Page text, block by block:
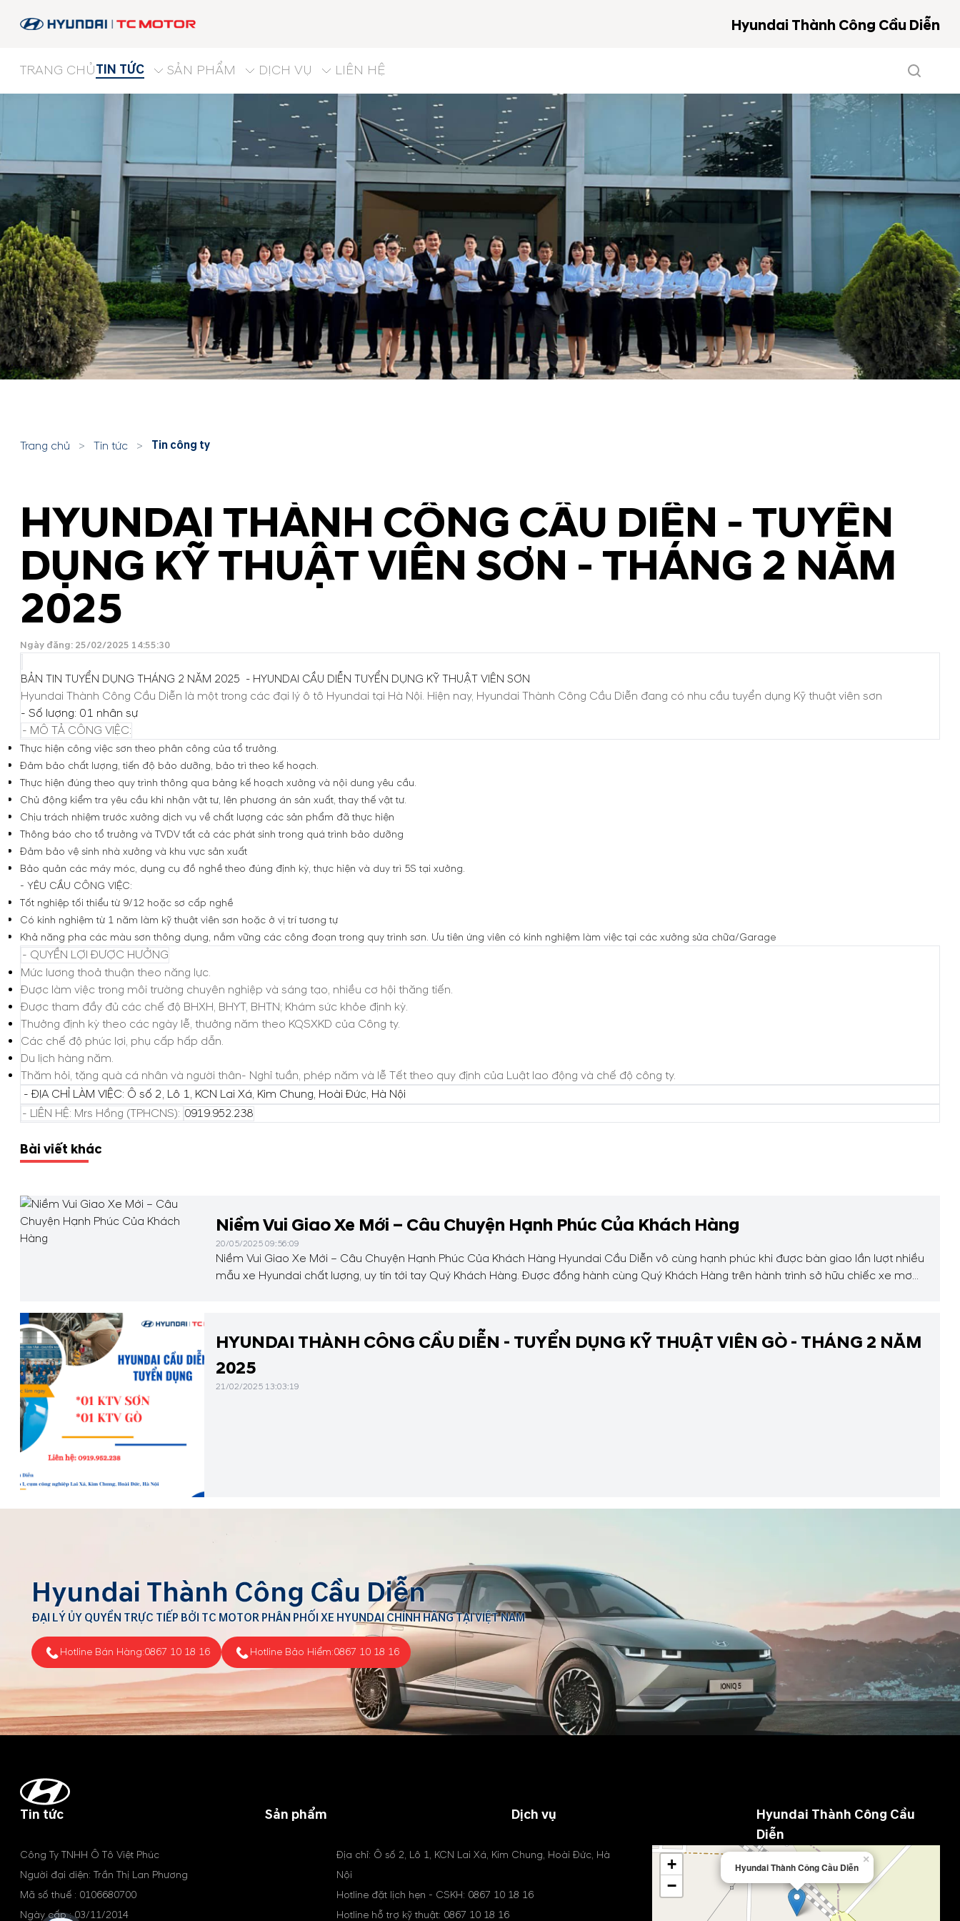
Hyundai Thành Công Cầu Diễn
TRANG CHỦTIN TỨC SẢN PHẨM DỊCH VỤ LIÊN HỆ
Trang chủ > Tin tức > Tin công ty
HYUNDAI THÀNH CÔNG CẦU DIỄN - TUYỂN
DỤNG KỸ THUẬT VIÊN SƠN - THÁNG 2 NĂM
2025
Ngày đăng: 25/02/2025 14:55:30
BẢN TIN TUYỂN DỤNG THÁNG 2 NĂM 2025 - HYUNDAI CẦU DIỄN TUYỂN DỤNG KỸ THUẬT VIÊN SƠN
Hyundai Thành Công Cầu Diễn là một trong các đại lý ô tô Hyundai tại Hà Nội. Hiện nay, Hyundai Thành Công Cầu Diễn đang có nhu cầu tuyển dụng Kỹ thuật viên sơn
- Số lượng: 01 nhân sự
- MÔ TẢ CÔNG VIỆC:
Thực hiện công việc sơn theo phân công của tổ trưởng.
Đảm bảo chất lượng, tiến độ bảo dưỡng, bảo trì theo kế hoạch.
Thực hiện đúng theo quy trình thông qua bảng kế hoạch xưởng và nội dung yêu cầu.
Chủ động kiểm tra yêu cầu khi nhận vật tư, lên phương án sản xuất, thay thế vật tư.
Chịu trách nhiệm trước xưởng dịch vụ về chất lượng các sản phẩm đã thực hiện
Thông báo cho tổ trưởng và TVDV tất cả các phát sinh trong quá trình bảo dưỡng
Đảm bảo vệ sinh nhà xưởng và khu vực sản xuất
Bảo quản các máy móc, dụng cụ đồ nghề theo đúng định kỳ, thực hiện và duy trì 5S tại xưởng.
- YÊU CẦU CÔNG VIỆC:
Tốt nghiệp tối thiểu từ 9/12 hoặc sơ cấp nghề
Có kinh nghiệm từ 1 năm làm kỹ thuật viên sơn hoặc ở vị trí tương tự
Khả năng pha các màu sơn thông dụng, nắm vững các công đoạn trong quy trình sơn. Ưu tiên ứng viên có kinh nghiệm làm việc tại các xưởng sửa chữa/Garage
- QUYỀN LỢI ĐƯỢC HƯỞNG
Mức lương thoả thuận theo năng lực.
Được làm việc trong môi trường chuyên nghiệp và sáng tạo, nhiều cơ hội thăng tiến.
Được tham đầy đủ các chế độ BHXH, BHYT, BHTN; Khám sức khỏe định kỳ.
Thưởng định kỳ theo các ngày lễ, thưởng năm theo KQSXKD của Công ty.
Các chế độ phúc lợi, phụ cấp hấp dẫn.
Du lịch hàng năm.
Thăm hỏi, tặng quà cá nhân và người thân- Nghỉ tuần, phép năm và lễ Tết theo quy định của Luật lao động và chế độ công ty.
- ĐỊA CHỈ LÀM VIỆC: Ô số 2, Lô 1, KCN Lai Xá, Kim Chung, Hoài Đức, Hà Nội
- LIÊN HỆ: Mrs Hồng (TPHCNS): 0919.952.238
Bài viết khác
Niềm Vui Giao Xe Mới – Câu Chuyện Hạnh Phúc Của Khách Hàng
20/05/2025 09:56:09
Niềm Vui Giao Xe Mới – Câu Chuyện Hạnh Phúc Của Khách Hàng Hyundai Cầu Diễn vô cùng hạnh phúc khi được bàn giao lần lượt nhiều
mẫu xe Hyundai chất lượng, uy tín tới tay Quý Khách Hàng. Được đồng hành cùng Quý Khách Hàng trên hành trình sở hữu chiếc xe mơ
HYUNDAI THÀNH CÔNG CẦU DIỄN - TUYỂN DỤNG KỸ THUẬT VIÊN GÒ - THÁNG 2 NĂM
2025
21/02/2025 13:03:19
Hyundai Thành Công Cầu Diễn
ĐẠI LÝ ỦY QUYỀN TRỰC TIẾP BỞI TC MOTOR PHÂN PHỐI XE HYUNDAI CHÍNH HÃNG TẠI VIỆT NAM
Hotline Bán Hàng:0867 10 18 16 Hotline Bảo Hiểm:0867 10 18 16
Tin tức Sản phẩm Dịch vụ
Hyundai Thành Công Cầu
Diễn
Công Ty TNHH Ô Tô Việt Phúc
Người đại diện: Trần Thị Lan Phương
Mã số thuế : 0106680700
Ngày cấp : 03/11/2014
Địa chỉ: Ô số 2, Lô 1, KCN Lai Xá, Kim Chung, Hoài Đức, Hà
Nội
Hotline đặt lịch hẹn - CSKH: 0867 10 18 16
Hotline hỗ trợ kỹ thuật: 0867 10 18 16
Hyundai Thành Công Cầu Diễn
×
+
−